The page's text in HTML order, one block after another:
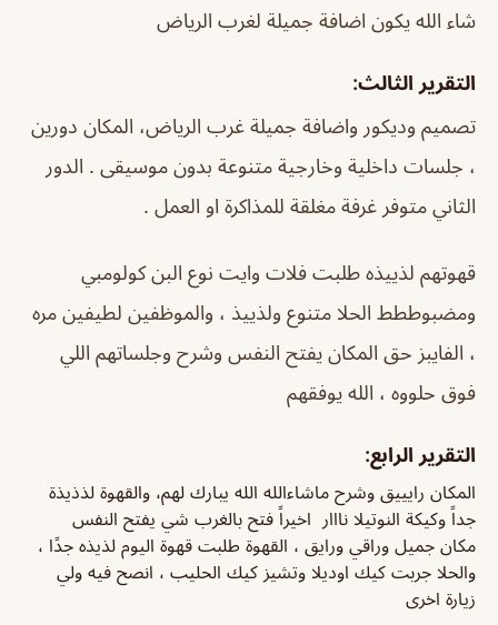
شاء الله يكون اضافة جميلة لغرب الرياض
التقرير الثالث:
تصميم وديكور واضافة جميلة غرب الرياض، المكان دورين
، جلسات داخلية وخارجية متنوعة بدون موسيقى . الدور
الثاني متوفر غرفة مغلقة للمذاكرة او العمل .
قهوتهم لذييذه طلبت فلات وايت نوع البن كولومبي
ومضبوططط الحلا متنوع ولذييذ ، والموظفين لطيفين مره
، الفايبز حق المكان يفتح النفس وشرح وجلساتهم اللي
فوق حلووه ، الله يوفقهم
التقرير الرابع:
المكان رايييق وشرح ماشاءالله الله يبارك لهم، والقهوة لذذيذة
جداً وكيكة النوتيلا نااار
اخيراً فتح بالغرب شي يفتح النفس
مكان جميل وراقي ورايق ، القهوة طلبت قهوة اليوم لذيذه جدًا ،
والحلا جربت كيك اوديلا وتشيز كيك الحليب ، انصح فيه ولي
زيارة اخرى